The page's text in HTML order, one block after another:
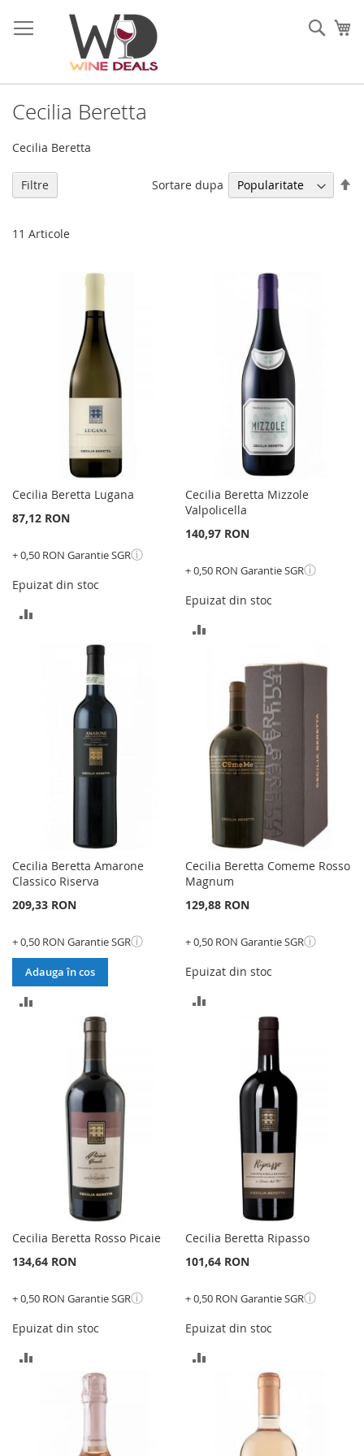
la
Continut
Cecilia Beretta
Cecilia Beretta
11 Articole
Sortare dupa
Cecilia Beretta Lugana
87,12 RON
+ 0,50 RON Garantie SGRⓘ
Epuizat din stoc
COMPARARE
Cecilia Beretta Mizzole
Valpolicella
140,97 RON
+ 0,50 RON Garantie SGRⓘ
Epuizat din stoc
COMPARARE
Cecilia Beretta Amarone
Classico Riserva
209,33 RON
+ 0,50 RON Garantie SGRⓘ
Adauga în cos
COMPARARE
Cecilia Beretta Comeme Rosso
Magnum
129,88 RON
+ 0,50 RON Garantie SGRⓘ
Epuizat din stoc
COMPARARE
Cecilia Beretta Rosso Picaie
134,64 RON
+ 0,50 RON Garantie SGRⓘ
Epuizat din stoc
COMPARARE
Cecilia Beretta Ripasso
101,64 RON
+ 0,50 RON Garantie SGRⓘ
Epuizat din stoc
COMPARARE
Filtre